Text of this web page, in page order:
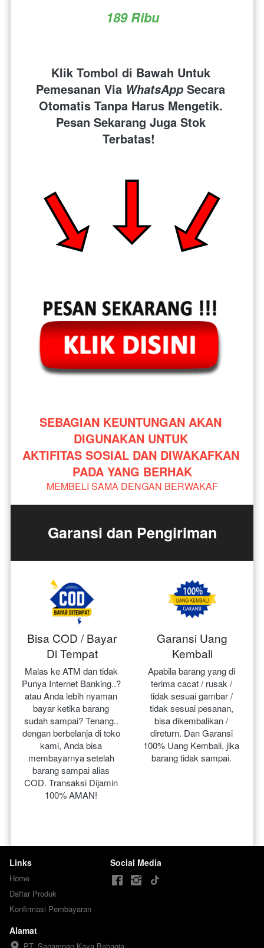
189 Ribu
Klik Tombol di Bawah Untuk
Pemesanan Via WhatsApp Secara
Otomatis Tanpa Harus Mengetik.
Pesan Sekarang Juga Stok
Terbatas!
SEBAGIAN KEUNTUNGAN AKAN
DIGUNAKAN UNTUK
AKTIFITAS SOSIAL DAN DIWAKAFKAN
PADA YANG BERHAK
MEMBELI SAMA DENGAN BERWAKAF
Garansi dan Pengiriman
Bisa COD / Bayar
Di Tempat
Malas ke ATM dan tidak
Punya Internet Banking..?
atau Anda lebih nyaman
bayar ketika barang
sudah sampai? Tenang..
dengan berbelanja di toko
kami, Anda bisa
membayarnya setelah
barang sampai alias
COD. Transaksi Dijamin
100% AMAN!
Garansi Uang
Kembali
Apabila barang yang di
terima cacat / rusak /
tidak sesuai gambar /
tidak sesuai pesanan,
bisa dikembalikan /
direturn. Dan Garansi
100% Uang Kembali, jika
barang tidak sampai.
Links
Home
Daftar Produk
Konfirmasi Pembayaran
Social Media
Alamat